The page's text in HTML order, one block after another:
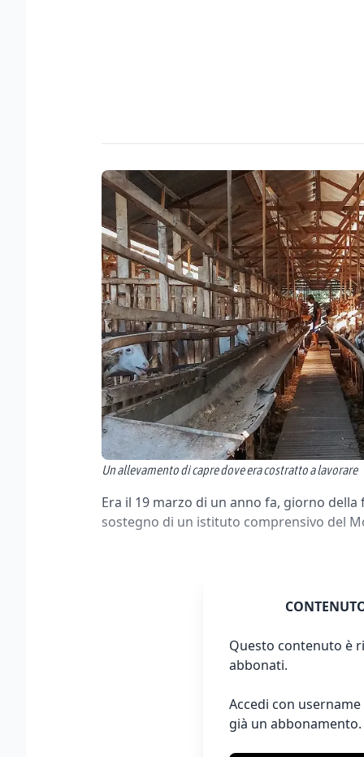
Un allevamento di capre dove era costratto a lavorare
Era il 19 marzo di un anno fa, giorno
sostegno di un istituto comprensivo del
Questo contenuto è
abbonati.
Accedi con
già un abbonamento.